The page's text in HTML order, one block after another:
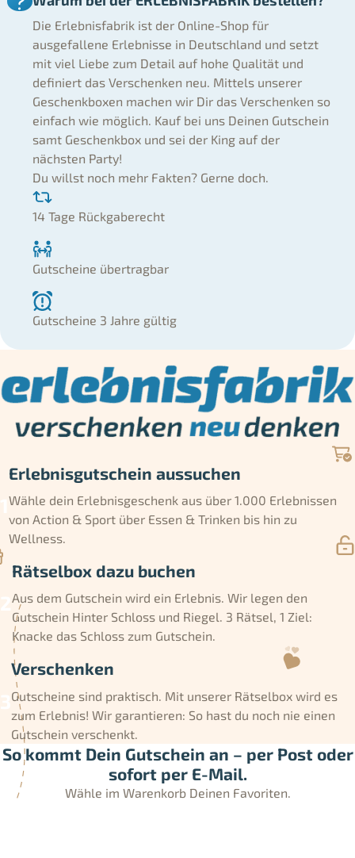
Die Erlebnisfabrik ist der Online-Shop für
ausgefallene Erlebnisse in Deutschland und setzt
mit viel Liebe zum Detail auf hohe Qualität und
definiert das Verschenken neu. Mittels unserer
Geschenkboxen machen wir Dir das Verschenken so
einfach wie möglich. Kauf bei uns Deinen Gutschein
samt Geschenkbox und sei der King auf der
nächsten Party!
Du willst noch mehr Fakten? Gerne doch.
14 Tage Rückgaberecht
Gutscheine übertragbar
Gutscheine 3 Jahre gültig
Erlebnisgutschein aussuchen
Wähle dein Erlebnisgeschenk aus über 1.000 Erlebnissen
von Action & Sport über Essen & Trinken bis hin zu
Wellness.
Rätselbox dazu buchen
Aus dem Gutschein wird ein Erlebnis. Wir legen den
Gutschein Hinter Schloss und Riegel. 3 Rätsel, 1 Ziel:
Knacke das Schloss zum Gutschein.
Verschenken
Gutscheine sind praktisch. Mit unserer Rätselbox wird es
zum Erlebnis! Wir garantieren: So hast du noch nie einen
Gutschein verschenkt.
So kommt Dein Gutschein an – per Post oder
sofort per E-Mail.
Wähle im Warenkorb Deinen Favoriten.